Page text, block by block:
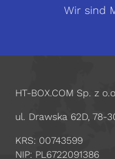
Wir sind
HT-BOX.COM Sp. z
ul. Drawska 62D, 78-
KRS: 00743599
NIP: PL6722091386